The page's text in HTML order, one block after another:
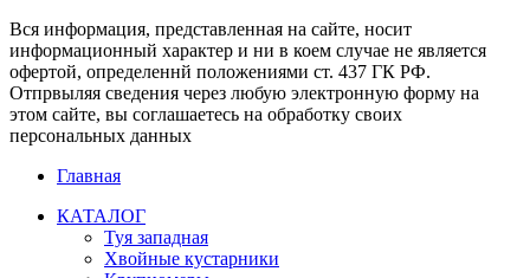
Вся информация, представленная на сайте, носит
информационный характер и ни в коем случае не является
офертой, определеннй положениями ст. 437 ГК РФ.
Отпрвыляя сведения через любую электронную форму на
этом сайте, вы соглашаетесь на обработку своих
персональных данных
Главная
КАТАЛОГ
Туя западная
Хвойные кустарники